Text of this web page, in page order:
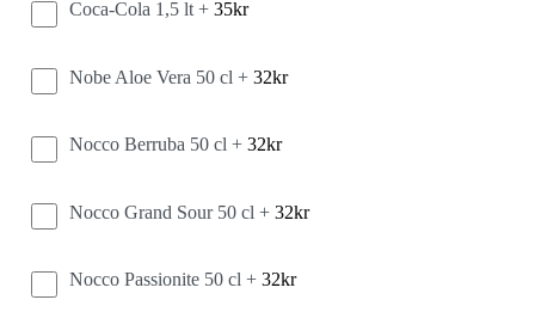
Coca-Cola 1,5 lt + 35kr
Nobe Aloe Vera 50 cl + 32kr
Nocco Berruba 50 cl + 32kr
Nocco Grand Sour 50 cl + 32kr
Nocco Passionite 50 cl + 32kr